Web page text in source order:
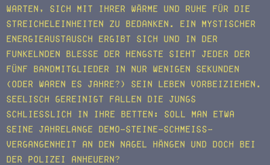
warten, sich mit ihrer Wärme und Ruhe für die
Streicheleinheiten zu bedanken. Ein mystischer
Energieaustausch ergibt sich und in der
funkelnden Blesse der Hengste sieht jeder der
fünf Bandmitglieder in nur wenigen Sekunden
(oder waren es Jahre?) sein Leben vorbeiziehen.
Seelisch gereinigt fallen die Jungs
schließlich in ihre Betten: Soll man etwa
seine jahrelange Demo-Steine-Schmeiß-
Vergangenheit an den Nagel hängen und doch bei
der Polizei anheuern?